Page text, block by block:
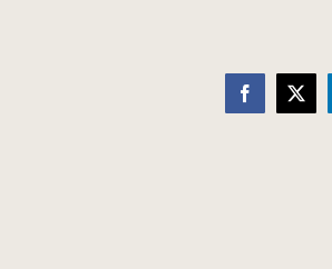
Facebook
X